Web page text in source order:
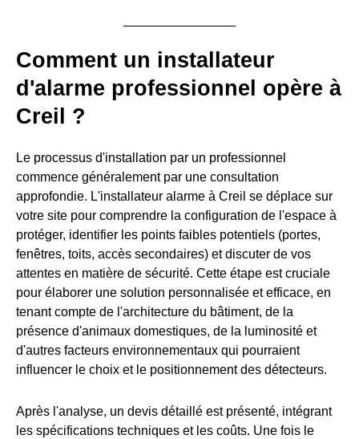
Comment un installateur
d'alarme professionnel opère à
Creil ?
Le processus d'installation par un professionnel
commence généralement par une consultation
approfondie. L'installateur alarme à Creil se déplace sur
votre site pour comprendre la configuration de l'espace à
protéger, identifier les points faibles potentiels (portes,
fenêtres, toits, accès secondaires) et discuter de vos
attentes en matière de sécurité. Cette étape est cruciale
pour élaborer une solution personnalisée et efficace, en
tenant compte de l'architecture du bâtiment, de la
présence d'animaux domestiques, de la luminosité et
d'autres facteurs environnementaux qui pourraient
influencer le choix et le positionnement des détecteurs.
Après l'analyse, un devis détaillé est présenté, intégrant
les spécifications techniques et les coûts. Une fois le